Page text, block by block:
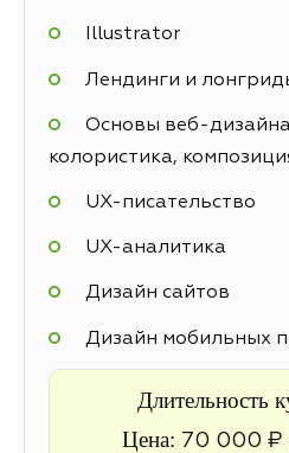
Illustrator
Лендинги и
Основы веб-
колористика,
UX-писательство
UX-аналитика
Дизайн сайтов
Дизайн мобильных
Длительность
Цена: 70 000 ₽